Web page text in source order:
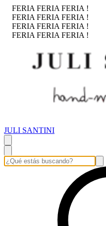
FERIA FERIA FERIA !
FERIA FERIA FERIA !
FERIA FERIA FERIA !
FERIA FERIA FERIA !
JULI SANTINI